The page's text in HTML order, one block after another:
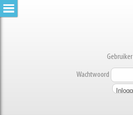
Gebruiker
Wachtwoord